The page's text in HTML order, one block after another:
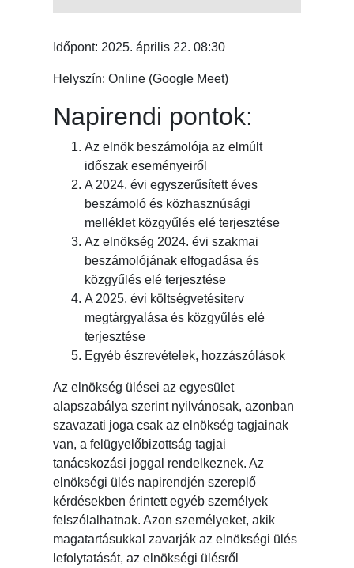
Időpont: 2025. április 22. 08:30
Helyszín: Online (Google Meet)
Napirendi pontok:
Az elnök beszámolója az elmúlt
időszak eseményeiről
A 2024. évi egyszerűsített éves
beszámoló és közhasznúsági
melléklet közgyűlés elé terjesztése
Az elnökség 2024. évi szakmai
beszámolójának elfogadása és
közgyűlés elé terjesztése
A 2025. évi költségvetésiterv
megtárgyalása és közgyűlés elé
terjesztése
Egyéb észrevételek, hozzászólások
Az elnökség ülései az egyesület
alapszabálya szerint nyilvánosak, azonban
szavazati joga csak az elnökség tagjainak
van, a felügyelőbizottság tagjai
tanácskozási joggal rendelkeznek. Az
elnökségi ülés napirendjén szereplő
kérdésekben érintett egyéb személyek
felszólalhatnak. Azon személyeket, akik
magatartásukkal zavarják az elnökségi ülés
lefolytatását, az elnökségi ülésről